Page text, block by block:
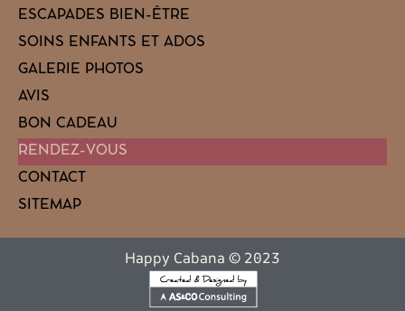
ESCAPADES BIEN-ÊTRE
SOINS ENFANTS ET ADOS
GALERIE PHOTOS
AVIS
BON CADEAU
RENDEZ-VOUS
CONTACT
SITEMAP
Happy Cabana © 2023